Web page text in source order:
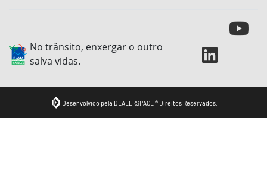
No trânsito, enxergar o outro
salva vidas.
Desenvolvido pela DEALERSPACE ® Direitos Reservados.